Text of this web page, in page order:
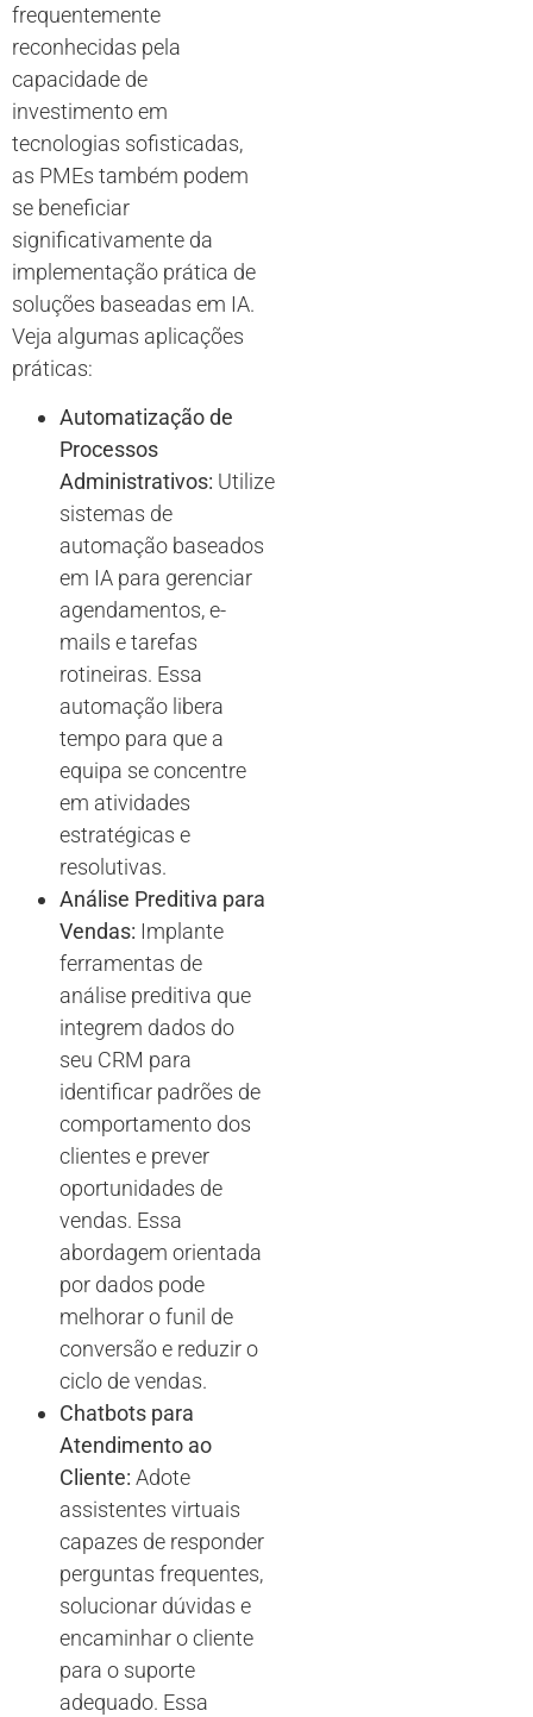
frequentemente
reconhecidas pela
capacidade de
investimento em
tecnologias sofisticadas,
as PMEs também podem
se beneficiar
significativamente da
implementação prática de
soluções baseadas em IA.
Veja algumas aplicações
práticas:
Automatização de
Processos
Administrativos: Utilize
sistemas de
automação baseados
em IA para gerenciar
agendamentos, e-
mails e tarefas
rotineiras. Essa
automação libera
tempo para que a
equipa se concentre
em atividades
estratégicas e
resolutivas.
Análise Preditiva para
Vendas: Implante
ferramentas de
análise preditiva que
integrem dados do
seu CRM para
identificar padrões de
comportamento dos
clientes e prever
oportunidades de
vendas. Essa
abordagem orientada
por dados pode
melhorar o funil de
conversão e reduzir o
ciclo de vendas.
Chatbots para
Atendimento ao
Cliente: Adote
assistentes virtuais
capazes de responder
perguntas frequentes,
solucionar dúvidas e
encaminhar o cliente
para o suporte
adequado. Essa